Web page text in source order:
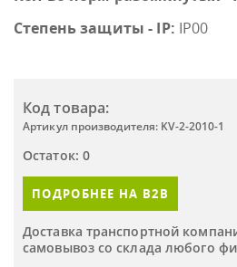
Степень защиты - IP: IP00
Код товара:
Артикул производителя: KV-2-2010-1
Остаток: 0
ПОДРОБНЕЕ НА B2B
Доставка транспортной
самовывоз со склада любого